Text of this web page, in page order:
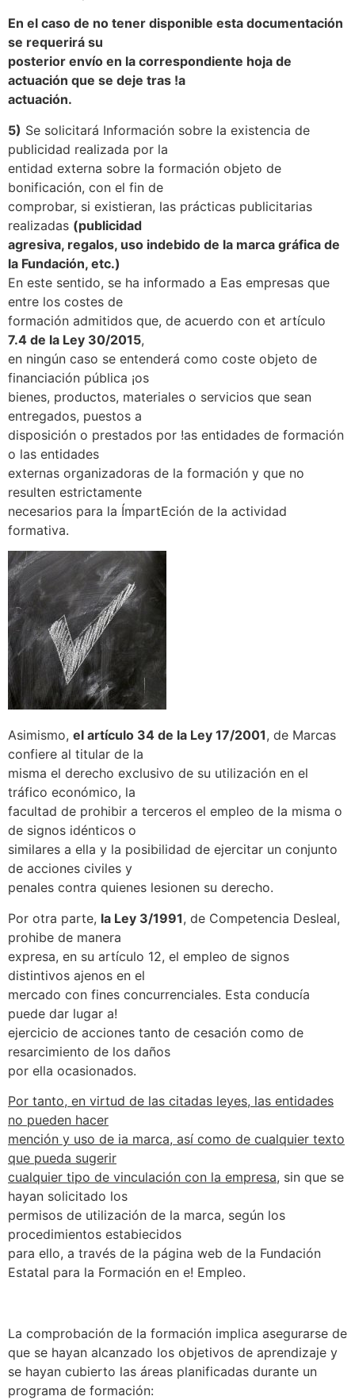
En el caso de no tener disponible esta documentación
se requerirá su
posterior envío en la correspondiente hoja de
actuación que se deje tras !a
actuación.
5) Se solicitará Información sobre la existencia de
publicidad realizada por la
entidad externa sobre la formación objeto de
bonificación, con el fin de
comprobar, si existieran, las prácticas publicitarias
realizadas (publicidad
agresiva, regalos, uso indebido de la marca gráfica de
la Fundación, etc.)
En este sentido, se ha informado a Eas empresas que
entre los costes de
formación admitidos que, de acuerdo con et artículo
7.4 de la Ley 30/2015,
en ningún caso se entenderá como coste objeto de
financiación pública ¡os
bienes, productos, materiales o servicios que sean
entregados, puestos a
disposición o prestados por !as entidades de formación
o las entidades
externas organizadoras de la formación y que no
resulten estrictamente
necesarios para la ÍmpartEción de la actividad
formativa.
Asimismo, el artículo 34 de la Ley 17/2001, de Marcas
confiere al titular de la
misma el derecho exclusivo de su utilización en el
tráfico económico, la
facultad de prohibir a terceros el empleo de la misma o
de signos idénticos o
similares a ella y la posibilidad de ejercitar un conjunto
de acciones civiles y
penales contra quienes lesionen su derecho.
Por otra parte, la Ley 3/1991, de Competencia Desleal,
prohibe de manera
expresa, en su artículo 12, el empleo de signos
distintivos ajenos en el
mercado con fines concurrenciales. Esta conducía
puede dar lugar a!
ejercicio de acciones tanto de cesación como de
resarcimiento de los daños
por ella ocasionados.
Por tanto, en virtud de las citadas leyes, las entidades
no pueden hacer
mención y uso de ia marca, así como de cualquier texto
que pueda sugerir
cualquier tipo de vinculación con la empresa, sin que se
hayan solicitado los
permisos de utilización de la marca, según los
procedimientos estabiecidos
para ello, a través de la página web de la Fundación
Estatal para la Formación en e! Empleo.
La comprobación de la formación implica asegurarse de
que se hayan alcanzado los objetivos de aprendizaje y
se hayan cubierto las áreas planificadas durante un
programa de formación: